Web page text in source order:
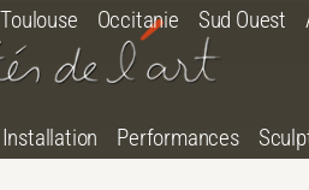
Toulouse Occitanie Sud Ouest
Installation Performances